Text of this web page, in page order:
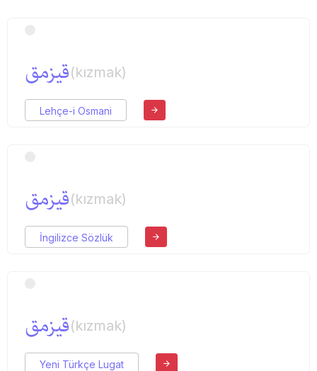
قیزمق(kızmak)
Lehçe-i Osmani
قیزمق(kızmak)
İngilizce Sözlük
قیزمق(kızmak)
Yeni Türkçe Lugat